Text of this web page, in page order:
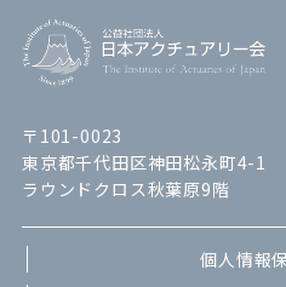
〒101-0023
東京都千代田区神田松永町4-1
ラウンドクロス秋葉原9階
個人情報